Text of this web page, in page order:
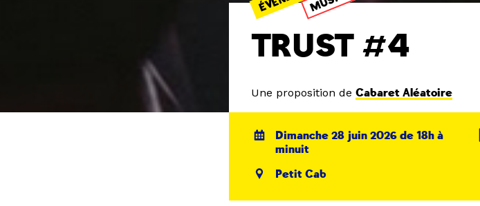
TRUST #4
Une proposition deCabaret Aléatoire
Dimanche 28 juin 2026 de 18h à
minuit
Petit Cab